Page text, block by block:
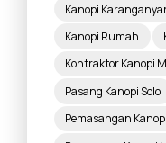
Kanopi
Kanopi Rumah
Kontraktor Kanopi
Pasang Kanopi Solo
Pemasangan